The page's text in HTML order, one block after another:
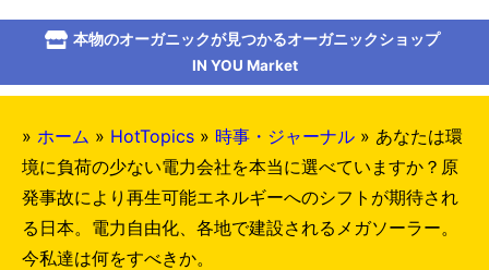
本物のオーガニックが見つかるオーガニックショップ
IN YOU Market
» ホーム » HotTopics » 時事・ジャーナル » あなたは環
境に負荷の少ない電力会社を本当に選べていますか？原
発事故により再生可能エネルギーへのシフトが期待され
る日本。電力自由化、各地で建設されるメガソーラー。
今私達は何をすべきか。